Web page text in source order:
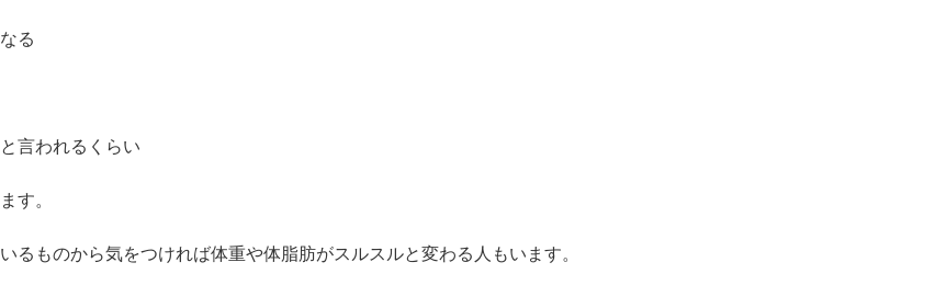
る
と言われるくらい
す。
るものから気をつければ体重や体脂肪がスルスルと変わる人もいます。